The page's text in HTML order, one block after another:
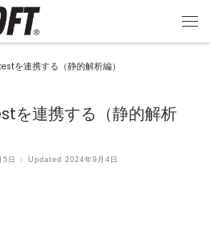
を連携する（静的解析編）
を連携する（静的解析
5日 - Updated2024年9月4日